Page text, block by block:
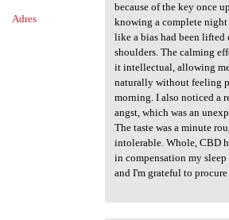
Adres
because of the key once
knowing a complete night
like a bias had been lifted
shoulders. The calming
it intellectual, allowing
naturally without feeling
morning. I also noticed a
angst, which was an
The taste was a minute
intolerable. Whole, CBD
in compensation my sleep
and I'm grateful to